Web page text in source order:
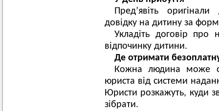
Пред’явіть
довідку на дитину за
Укладіть договір про
відпочинку дитини.
Де отримати
Кожна людина може
юриста від системи
Юристи розкажуть, куди
зібрати.